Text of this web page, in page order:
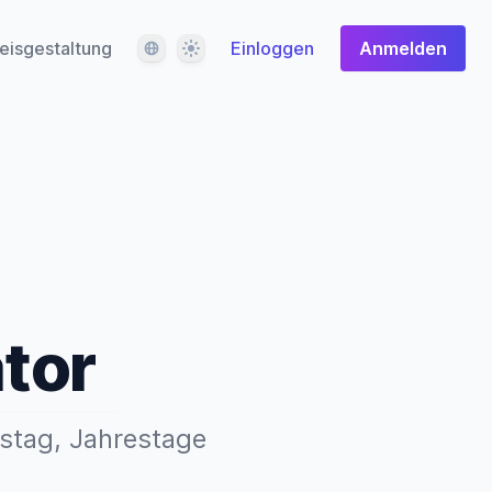
SpracheDesign Einloggen Anmelden
Jahrestage